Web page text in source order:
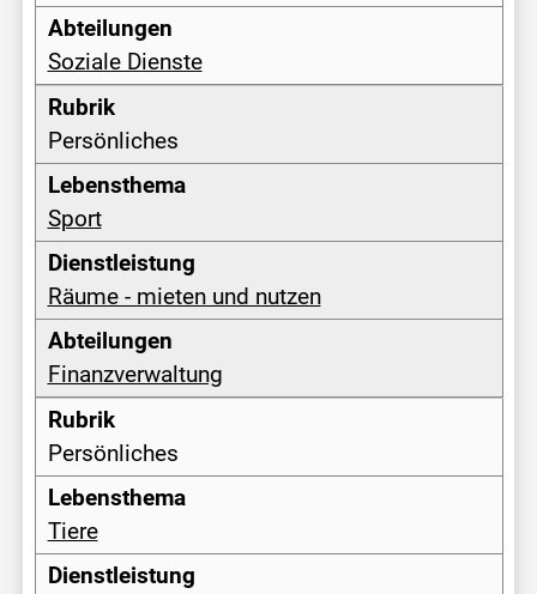
Soziale Dienste
Persönliches
Sport
Räume - mieten und nutzen
Finanzverwaltung
Persönliches
Tiere